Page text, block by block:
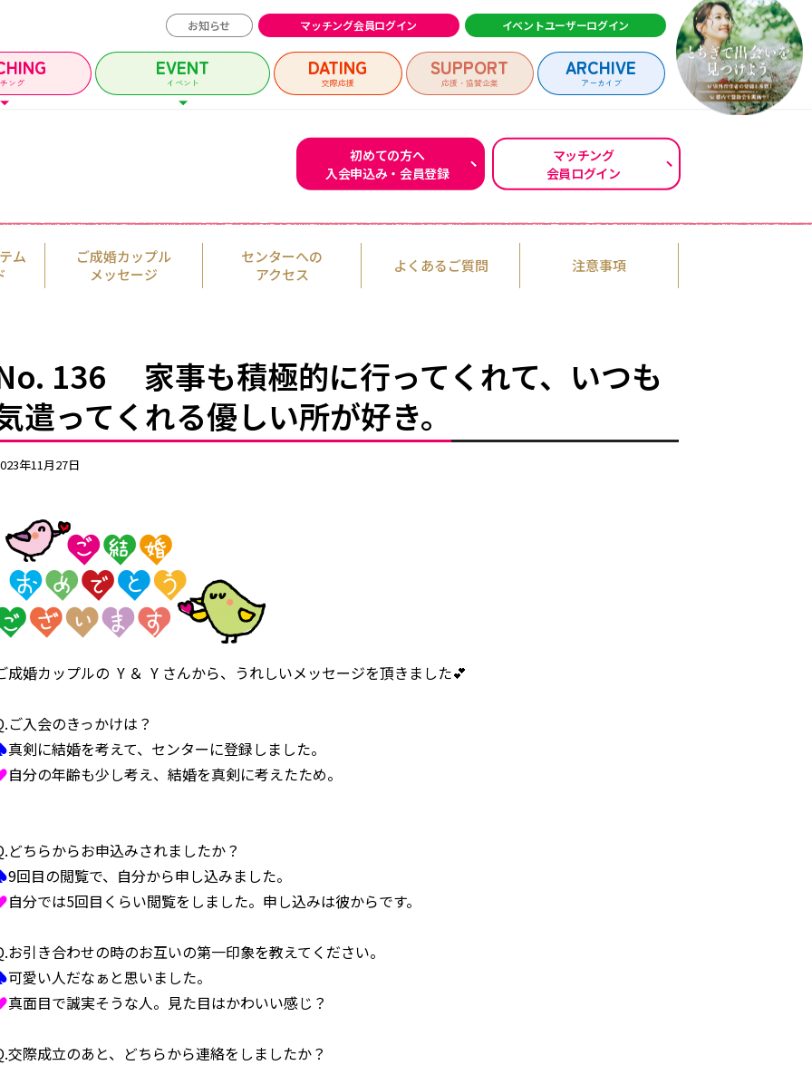
お知らせ マッチング会員ログイン イベントユーザーログイン
ング
EVENT
イベント
DATING
交際応援
SUPPORT
応援・協賛企業
ARCHIVE
アーカイブ
イベントユーザーログイン
ッセージ
セス
EVENT
自治体等イベント一覧
自治体等イベントカレンダー
DATING
交際応援
アーカイブ センターからのお知らせ
初めての方へ
入会申込み・会員登録
マッチング
会員ログイン
ム
ご成婚カップル
メッセージ
センターへの
アクセス
よくあるご質問 注意事項
136 家事も積極的に行ってくれて、いつも
遣ってくれる優しい所が好き。
年11月27日
成婚カップルの Y ＆ Y さんから、うれしいメッセージを頂きました💕
ご入会のきっかけは？
真剣に結婚を考えて、センターに登録しました。
自分の年齢も少し考え、結婚を真剣に考えたため。
どちらからお申込みされましたか？
9回目の閲覧で、自分から申し込みました。
自分では5回目くらい閲覧をしました。申し込みは彼からです。
お引き合わせの時のお互いの第一印象を教えてください。
可愛い人だなぁと思いました。
真面目で誠実そうな人。見た目はかわいい感じ？
交際成立のあと、どちらから連絡をしましたか？